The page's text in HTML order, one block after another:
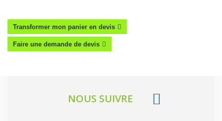
Transformer mon panier en devis
Faire une demande de devis
NOUS SUIVRE